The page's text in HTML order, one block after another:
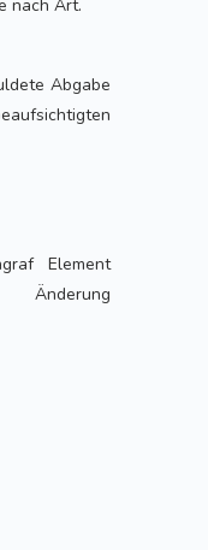
nach Art.
Abgabe
Element
Änderung